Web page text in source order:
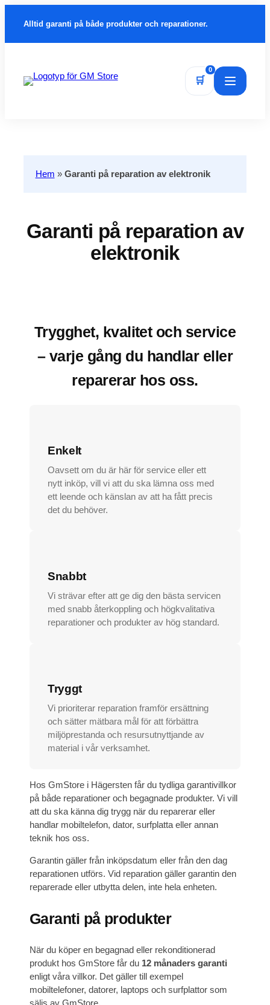
Alltid garanti på både produkter och reparationer.
🛒
0
Öppna
Hem » Garanti på reparation av elektronik
Garanti på reparation av
elektronik
Trygghet, kvalitet och service
– varje gång du handlar eller
reparerar hos oss.
Enkelt
Oavsett om du är här för service eller ett
nytt inköp, vill vi att du ska lämna oss med
ett leende och känslan av att ha fått precis
det du behöver.
Snabbt
Vi strävar efter att ge dig den bästa servicen
med snabb återkoppling och högkvalitativa
reparationer och produkter av hög standard.
Tryggt
Vi prioriterar reparation framför ersättning
och sätter mätbara mål för att förbättra
miljöprestanda och resursutnyttjande av
material i vår verksamhet.
Hos GmStore i Hägersten får du tydliga garantivillkor
på både reparationer och begagnade produkter. Vi vill
att du ska känna dig trygg när du reparerar eller
handlar mobiltelefon, dator, surfplatta eller annan
teknik hos oss.
Garantin gäller från inköpsdatum eller från den dag
reparationen utförs. Vid reparation gäller garantin den
reparerade eller utbytta delen, inte hela enheten.
Garanti på produkter
När du köper en begagnad eller rekonditionerad
produkt hos GmStore får du 12 månaders garanti
enligt våra villkor. Det gäller till exempel
mobiltelefoner, datorer, laptops och surfplattor som
säljs av GmStore.